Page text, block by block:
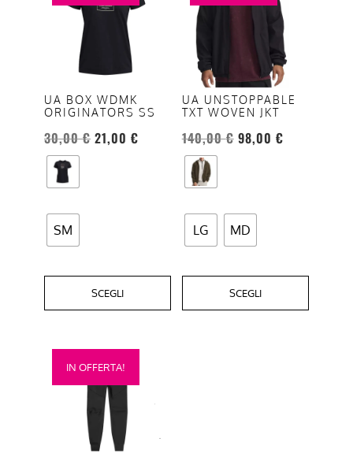
UA BOX WDMK
ORIGINATORS SS
30,00€ 21,00 €
SM
SCEGLI
varianti.
opzioni
possono
essere
scelte
nella
del
prodotto
UA UNSTOPPABLE
TXT WOVEN JKT
140,00€ 98,00 €
LG MD
SCEGLI
più
varianti.
opzioni
possono
essere
scelte
nella
del
prodotto
IN OFFERTA!
Questo
prodotto
varianti.